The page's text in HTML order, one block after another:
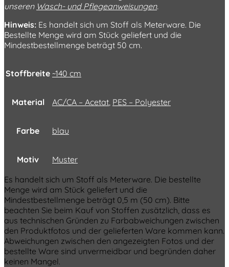
unseren Wasch- und Pflegeanweisungen.
Hinweis: Es handelt sich um Stoff als Meterware. Die
Bestellte Menge wird am Stück geliefert und die
Mindestbestellmenge beträgt 50 cm.
Stoffbreite ~140 cm
Material AC/CA – Acetat PES – Polyester
Farbe blau
Motiv
Muster
Es handelt sich um Stoff als Meterware. Die bestellte
Menge wird am Stück geliefert und die
Mindestbestellmenge beträgt 0,5 m (50 cm). Bitte
beachten Sie beim Kauf von Stoffen zusätzlich, dass es
aus technischen Gründen zu Farbabweichungen zwischen
den Produktfotos und der gelieferten Ware kommen kann.
Abweichungen zwischen den angezeigten Fotos und der
bestellte Ware sind unvermeidbar und begründen daher
keinen Mangel.